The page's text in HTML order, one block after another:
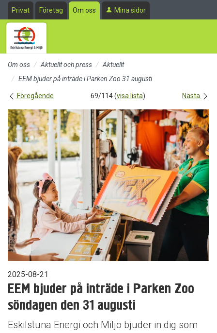
Till sidans huvudinnehåll
Privat Företag Om oss Mina sidor
Om oss Aktuellt och press
Aktuellt
EEM bjuder på inträde i Parken Zoo 31 augusti
Föregående 69/114 (visa lista) Nästa
2025-08-21
EEM bjuder på inträde i Parken Zoo
söndagen den 31 augusti
Eskilstuna Energi och Miljö bjuder in dig som